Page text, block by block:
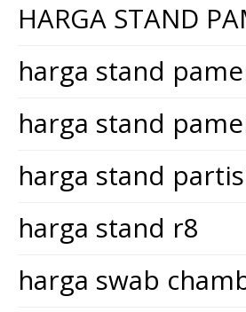
HARGA STAND
harga stand
harga stand
harga stand
harga stand r8
harga swab